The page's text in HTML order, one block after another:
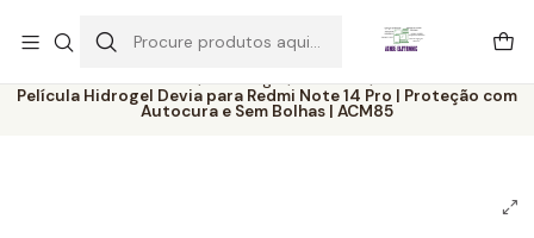
Início Catálogo
Películas
Película Hidrogel Devia para Redmi Note 14 Pro | Proteção com
Autocura e Sem Bolhas | ACM85